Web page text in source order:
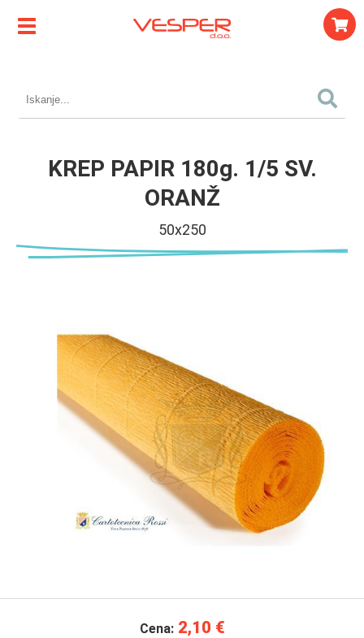
KREP PAPIR 180g. 1/5 SV.
ORANŽ
50x250
Cena: 2,10 €